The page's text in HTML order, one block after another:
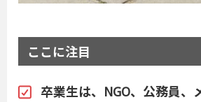
ここに注目
卒業生は、NGO、公務員、